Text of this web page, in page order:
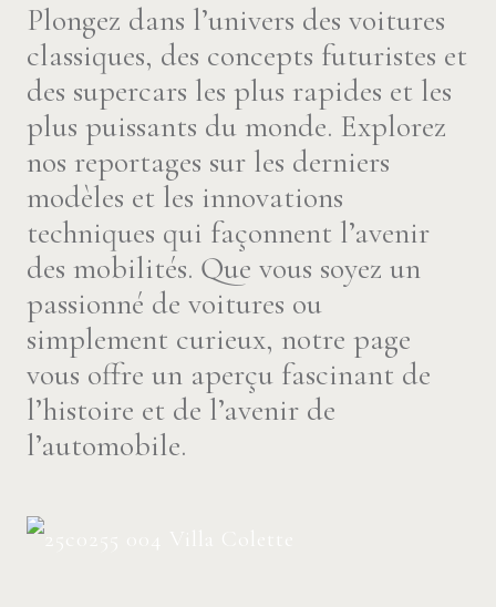
Plongez dans l’univers des voitures
classiques, des concepts futuristes et
des supercars les plus rapides et les
plus puissants du monde. Explorez
nos reportages sur les derniers
modèles et les innovations
techniques qui façonnent l’avenir
des mobilités. Que vous soyez un
passionné de voitures ou
simplement curieux, notre page
vous offre un aperçu fascinant de
l’histoire et de l’avenir de
l’automobile.